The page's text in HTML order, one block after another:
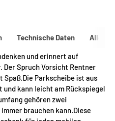
Technische Daten
und erinnert auf
Der Spruch Vorsicht Rentner
Parkscheibe ist aus
kann leicht am Rückspiegel
gehören zwei
brauchen kann.Diese